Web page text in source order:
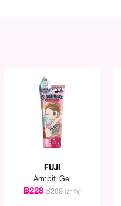
FUJI
Armpit Gel
฿228฿289 (21%)